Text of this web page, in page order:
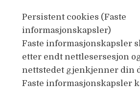
Persistent cookies (Faste
informasjonskapsler)
Faste informasjonskapsler
etter endt nettlesersesjon
nettstedet gjenkjenner din
Faste informasjonskapsler